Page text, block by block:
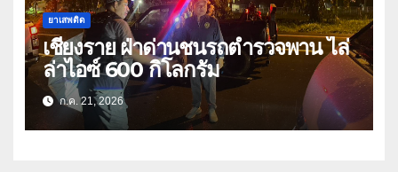
ยาเสพติด
เชียงราย ฝ่าด่านชนรถตำรวจพาน ไล่
ล่าไอซ์ 600 กิโลกรัม
ก.ค. 21, 2026